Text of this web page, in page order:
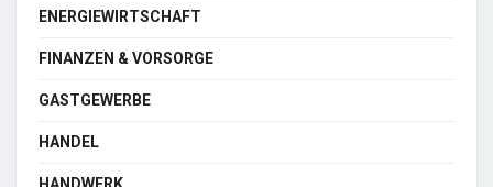
ENERGIEWIRTSCHAFT
FINANZEN & VORSORGE
GASTGEWERBE
HANDEL